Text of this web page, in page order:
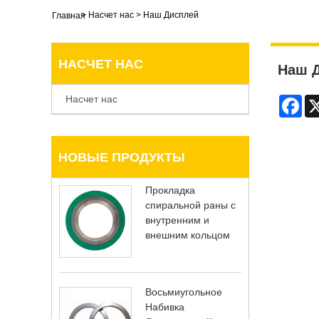
Главная
> Насчет нас > Наш Дисплей
НАСЧЕТ НАС
Насчет нас
НОВЫЕ ПРОДУКТЫ
Прокладка
спиральной раны с
внутренним и
внешним кольцом
Восьмиугольное
Набивка
Наш